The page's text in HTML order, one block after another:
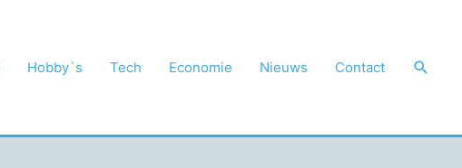
Hobby`s Tech Economie Nieuws Contact